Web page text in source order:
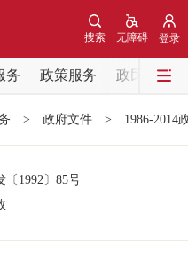
登录
无障碍
搜索
务 政策服务
政民互动
神
> 政府文件 > 1986-2014
〔1992〕 85号